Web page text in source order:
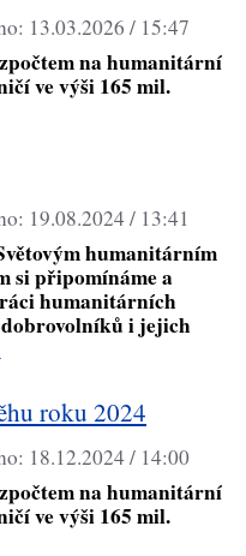
13.03.2026 / 15:47
na humanitární
ve výši 165 mil.
19.08.2024 / 13:41
humanitárním
si připomínáme a
humanitárních
i jejich
roku 2024
18.12.2024 / 14:00
na humanitární
ve výši 165 mil.